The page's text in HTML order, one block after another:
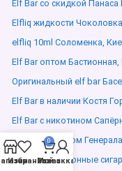
Elf Bar со скидкой
Elfliq жидкости
elfliq 10ml Соломенка,
Elf Bar оптом Бастионная,
Оригинальный elf bar
Elf Bar в наличии Костя
Elf Bar с никотином
Elf Bar с экраном
Купить электронные
Избранное
0
Заказ
Мой аккаунт